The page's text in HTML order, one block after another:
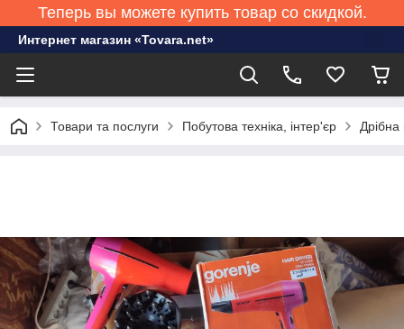
Теперь вы можете купить товар со скидкой.
Интернет магазин «Tovara.net»
Товари та послуги Побутова техніка, інтер'єр Дрібна